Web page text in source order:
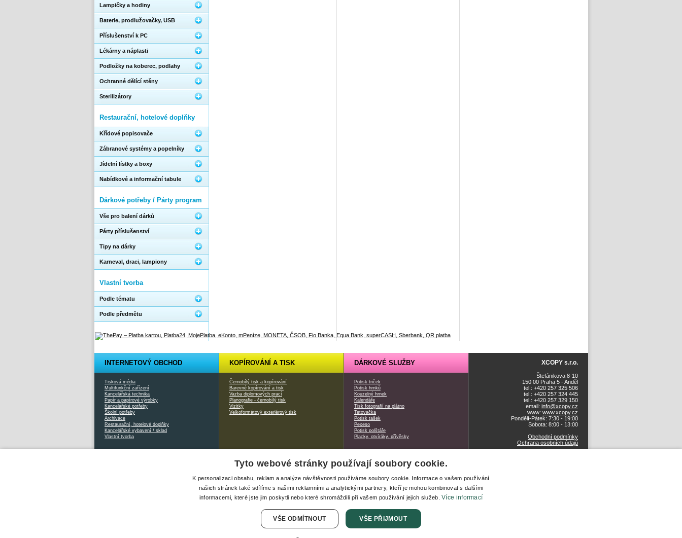
Lampičky a hodiny
Baterie, prodlužovačky, USB
Příslušenství k PC
Lékárny a náplasti
Podložky na koberec, podlahy
Ochranné dělící stěny
Sterilizátory
Restaurační, hotelové doplňky
Křídové popisovače
Zábranové systémy a popelníky
Jídelní lístky a boxy
Nabídkové a informační tabule
Dárkové potřeby / Párty program
Vše pro balení dárků
Párty příslušenství
Tipy na dárky
Karneval, draci, lampiony
Vlastní tvorba
Podle tématu
Podle předmětu
INTERNETOVÝ OBCHOD
Tisková média
Multifunkční zařízení
Kancelářská technika
Papír a papírové výrobky
Kancelářské potřeby
Školní potřeby
Archivace
Restaurační, hotelové doplňky
Kancelářské vybavení / sklad
Vlastní tvorba
KOPÍROVÁNÍ A TISK
Černobílý tisk a kopírování
Barevné kopírování a tisk
Vazba diplomových prací
Planografie - černobílý tisk
Vizitky
Velkoformátový exteriérový tisk
DÁRKOVÉ SLUŽBY
Potisk triček
Potisk hrnků
Kouzelný hrnek
Kalendáře
Tisk fotografií na plátno
Tetovačka
Potisk tašek
Pexeso
Potisk polštáře
Placky, otvíráky, přívěsky
XCOPY s.r.o.
Štefánikova 8-10
150 00 Praha 5 - Anděl
tel.: +420 257 325 506
tel.: +420 257 324 445
tel.: +420 257 329 150
email: info@xcopy.cz
www: www.xcopy.cz
Pondělí-Pátek: 7:30 - 19:00
Sobota: 8:00 - 13:00
Obchodní podmínky
Ochrana osobních údajů
Xerox produkty| webdesign odSafari Media
Tyto webové stránky používají soubory cookie.
K personalizaci obsahu, reklam a analýze návštěvnosti používáme soubory cookie. Informace o vašem používání
našich stránek také sdílíme s našimi reklamními a analytickými partnery, kteří je mohou kombinovat s dalšími
informacemi, které jste jim poskytli nebo které shromáždili při vašem používání jejich služeb.Více informací
VŠE PŘIJMOUT
VŠE ODMÍTNOUT